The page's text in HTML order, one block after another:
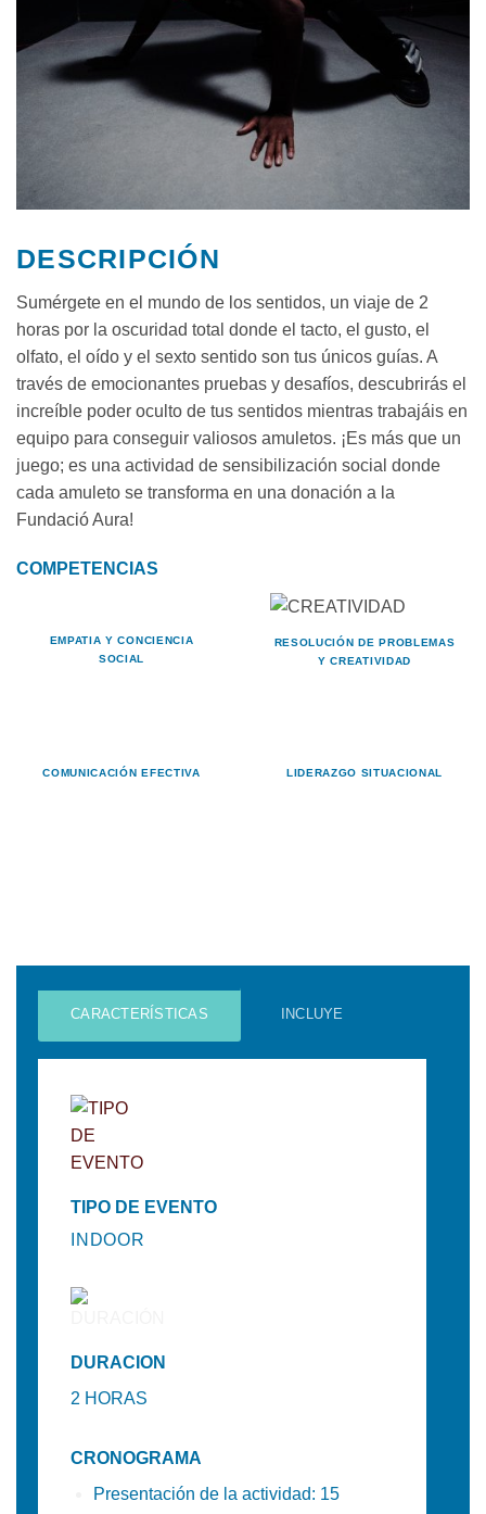
DESCRIPCIÓN
Sumérgete en el mundo de los sentidos, un viaje de 2
horas por la oscuridad total donde el tacto, el gusto, el
olfato, el oído y el sexto sentido son tus únicos guías. A
través de emocionantes pruebas y desafíos, descubrirás el
increíble poder oculto de tus sentidos mientras trabajáis en
equipo para conseguir valiosos amuletos. ¡Es más que un
juego; es una actividad de sensibilización social donde
cada amuleto se transforma en una donación a la
Fundació Aura!
COMPETENCIAS
EMPATIA Y CONCIENCIA
SOCIAL
RESOLUCIÓN DE PROBLEMAS
Y CREATIVIDAD
COMUNICACIÓN EFECTIVA LIDERAZGO SITUACIONAL
CARACTERÍSTICAS INCLUYE
TIPO DE EVENTO
INDOOR
DURACION
2 HORAS
CRONOGRAMA
Presentación de la actividad: 15